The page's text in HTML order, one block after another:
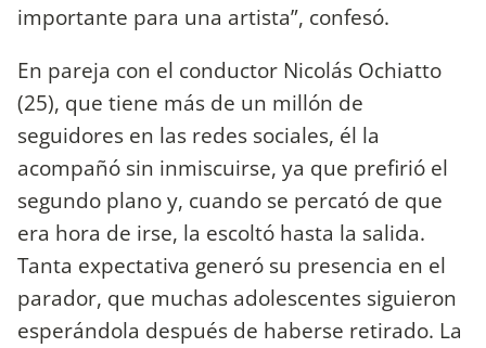
importante para una artista”, confesó.
En pareja con el conductor Nicolás Ochiatto
(25), que tiene más de un millón de
seguidores en las redes sociales, él la
acompañó sin inmiscuirse, ya que prefirió el
segundo plano y, cuando se percató de que
era hora de irse, la escoltó hasta la salida.
Tanta expectativa generó su presencia en el
parador, que muchas adolescentes siguieron
esperándola después de haberse retirado. La